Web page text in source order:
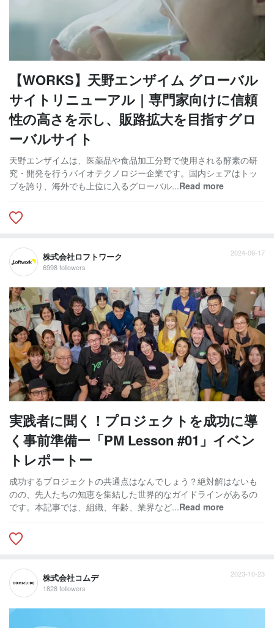
【WORKS】天野エンザイム グローバル
サイトリニューアル｜専門家向けに信頼
性の高さを示し、販路拡大を目指すグロ
ーバルサイト
天野エンザイムは、医薬品や食品加工分野で使用される酵素の研
究・開発を行うバイオテクノロジー企業です。国内シェアはトッ
プを誇り、海外でも上位に入るグローバル...Read more
株式会社ロフトワーク
6998 followers
2024-09-17
実践者に聞く！プロジェクトを成功に導
く事前準備ー「PM Lesson #01」イベン
トレポートー
成功するプロジェクトの共通点はなんでしょう？絶対解はないも
のの、先人たちの知恵を集結した世界的なガイドラインがあるの
です。本記事では、組織、年齢、業界など...Read more
株式会社コムデ
1828 followers
2023-10-23